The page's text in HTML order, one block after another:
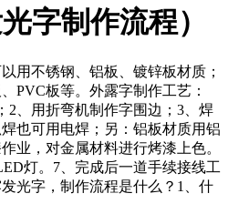
字制作流程）
用不锈钢、铝板、镀锌板材质；
PVC板等。外露字制作工艺：
2、用折弯机制作字围边；3、焊
也可用电焊；另：铝板材质用铝
业，对金属材料进行烤漆上色。
灯。7、完成后一道手续接线工
光字，制作流程是什么？1、什